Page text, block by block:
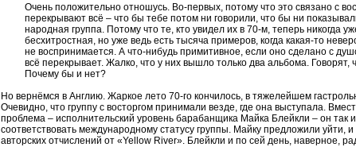
Очень положительно отношусь. Во-первых, потому что это связано с
перекрывают всё – что бы тебе потом ни говорили, что бы ни
народная группа. Потому что те, кто увидел их в 70-м, теперь никогда
бесхитростная, но уже ведь есть тысяча примеров, когда какая-то
не воспринимается. А что-нибудь примитивное, если оно сделано с
всё перекрывает. Жалко, что у них вышло только два альбома.
Почему бы и нет?
Но вернёмся в Англию. Жаркое лето 70-го кончилось, в тяжелейшем
Очевидно, что группу с восторгом принимали везде, где она выступала.
проблема – исполнительский уровень барабанщика Майка Блейкли – он так
соответствовать международному статусу группы. Майку предложили
авторских отчислений от «Yellow River». Блейкли и по сей день, наверное,